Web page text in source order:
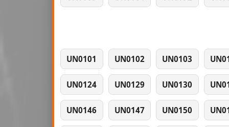
UN0101 UN0102 UN0103
UN0124 UN0129 UN0130
UN0146 UN0147 UN0150